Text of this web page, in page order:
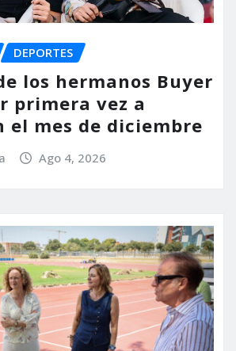
DEPORTES
los hermanos Buyer
primera vez a
el mes de diciembre
Ago 4, 2026